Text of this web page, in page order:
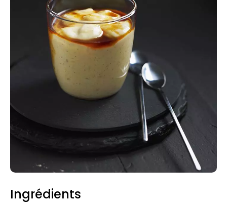
Ingrédients